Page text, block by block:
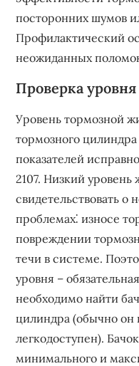
посторонних шумов
Профилактический
неожиданных
Проверка
Уровень тормозной
тормозного
показателей
2107. Низкий
свидетельствовать о
проблемах⁚ износе
повреждении
течи в системе.
уровня –
необходимо найти
цилиндра (обычно он
легкодоступен).
минимального и